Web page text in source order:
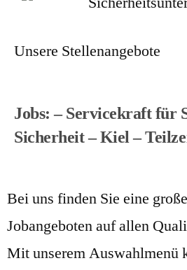
Unsere Stellenangebote
Jobs: – Servicekraft für
Sicherheit – Kiel –
Bei uns finden Sie eine
Jobangeboten auf allen
Mit unserem Auswahlmenü